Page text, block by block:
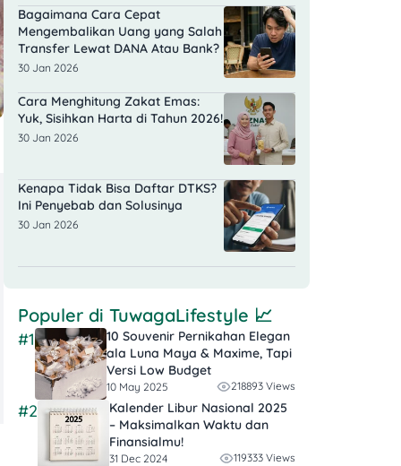
Bagaimana Cara Cepat
Mengembalikan Uang yang Salah
Transfer Lewat DANA Atau Bank?
30 Jan 2026
Cara Menghitung Zakat Emas:
Yuk, Sisihkan Harta di Tahun 2026!
30 Jan 2026
Kenapa Tidak Bisa Daftar DTKS?
Ini Penyebab dan Solusinya
30 Jan 2026
Populer di TuwagaLifestyle 📈
#1
10 Souvenir Pernikahan Elegan
ala Luna Maya & Maxime, Tapi
Versi Low Budget
10 May 2025 218893 Views
#2
Kalender Libur Nasional 2025
– Maksimalkan Waktu dan
Finansialmu!
31 Dec 2024 119333 Views